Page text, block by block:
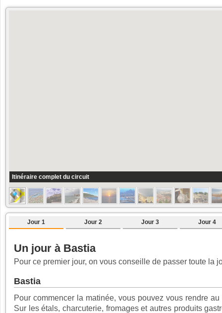
Itinéraire complet du circuit
Jour 1 Jour 2 Jour 3 Jour 4
Un jour à Bastia
Pour ce premier jour, on vous conseille de passer toute la
Bastia
Pour commencer la matinée, vous pouvez vous rendre
Sur les étals, charcuterie, fromages et autres produits